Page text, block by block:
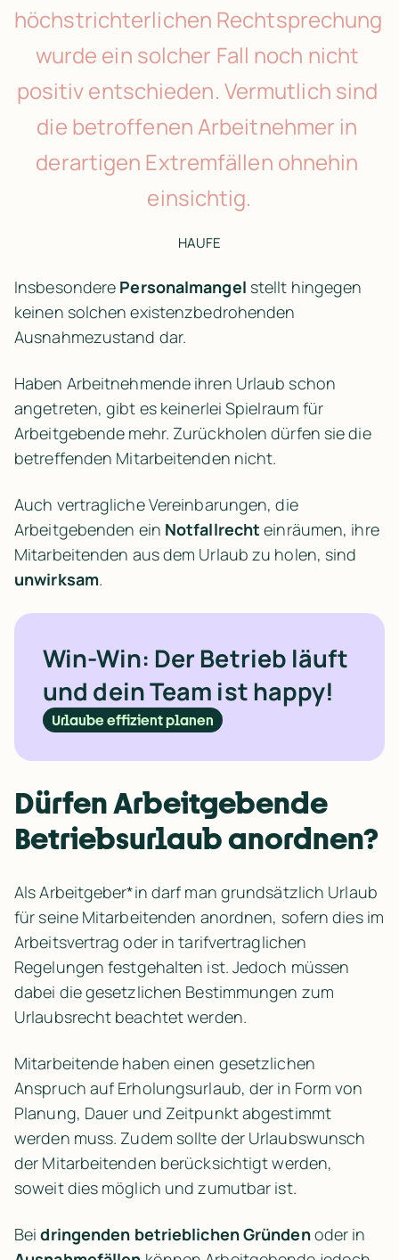
höchstrichterlichen Rechtsprechung
wurde ein solcher Fall noch nicht
positiv entschieden. Vermutlich sind
die betroffenen Arbeitnehmer in
derartigen Extremfällen ohnehin
einsichtig.
HAUFE
Insbesondere Personalmangel stellt hingegen
keinen solchen existenzbedrohenden
Ausnahmezustand dar.
Haben Arbeitnehmende ihren Urlaub schon
angetreten, gibt es keinerlei Spielraum für
Arbeitgebende mehr. Zurückholen dürfen sie die
betreffenden Mitarbeitenden nicht.
Auch vertragliche Vereinbarungen, die
Arbeitgebenden ein Notfallrecht einräumen, ihre
unwirksam.
Win-Win: Der Betrieb läuft
und dein Team ist happy!
Urlaube effizient planen
Dürfen Arbeitgebende
Betriebsurlaub anordnen?
Als Arbeitgeber*in darf man grundsätzlich Urlaub
für seine Mitarbeitenden anordnen, sofern dies im
Arbeitsvertrag oder in tarifvertraglichen
Regelungen festgehalten ist. Jedoch müssen
dabei die gesetzlichen Bestimmungen zum
Urlaubsrecht beachtet werden.
Mitarbeitende haben einen gesetzlichen
Anspruch auf Erholungsurlaub, der in Form von
Planung, Dauer und Zeitpunkt abgestimmt
werden muss. Zudem sollte der Urlaubswunsch
der Mitarbeitenden berücksichtigt werden,
soweit dies möglich und zumutbar ist.
Bei dringenden betrieblichen Gründen